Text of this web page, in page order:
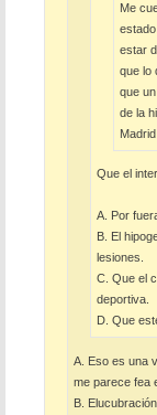
Me
estar
que lo
que
de la
Que el
A. Por
B. El
lesiones.
C. Que el
deportiva.
D. Que
A. Eso es una
me parece fea
B. Elucubración